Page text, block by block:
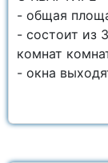
- общая
- состоит из
комнат
- окна